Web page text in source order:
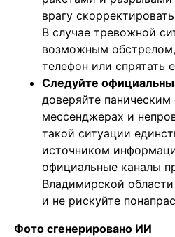
врагу
В случае тревожной
возможным
телефон или спрятать
Следуйте
доверяйте
мессенджерах и
такой ситуации
источником
официальные каналы
Владимирской
и не рискуйте
Фото сгенерировано ИИ